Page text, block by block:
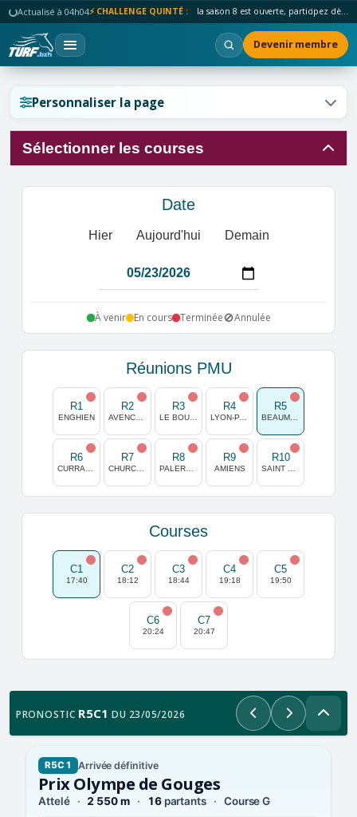
Actualisé à 04h04⚡ CHALLENGE QUINTÉ : la saison 8 est ouverte, participez dès maintenant !
Devenir membre
Personnaliser la page
Sélectionner les courses
Date
Hier Aujourd'hui Demain
À venir En cours Terminée🚫Annulée
Réunions PMU
R1
ENGHIEN
R2 R3 R4 R5
R6 R7 R8 R9
AMIENS
R10
Courses
C1
17:40
C2
18:12
C3
18:44
C4
19:18
C5
19:50
C6
20:24
C7
20:47
PRONOSTIC R5C1 DU 23/05/2026 PrécédentSuivant
R5C1 Arrivée définitive
Prix Olympe de Gouges
Attelé 2 550 m 16partants Course G
Réinitialiser l'affichage ?
Réinitialiser